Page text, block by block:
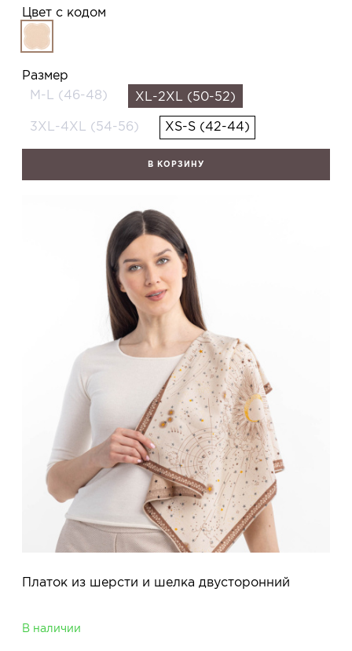
Цвет с кодом
Размер
M-L (46-48)
XL-2XL (50-52)
3XL-4XL (54-56) XS-S (42-44)
В КОРЗИНУ
Платок из шерсти и шелка двусторонний
В наличии